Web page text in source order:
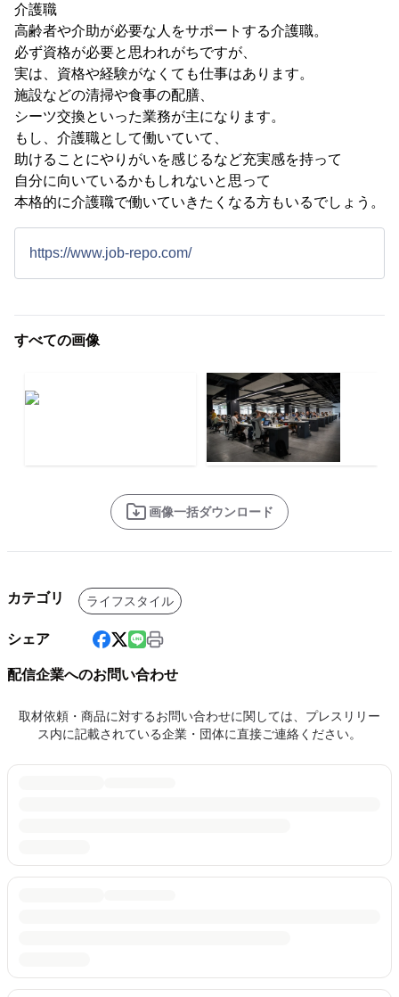
介護職
高齢者や介助が必要な人をサポートする介護職。
必ず資格が必要と思われがちですが、
実は、資格や経験がなくても仕事はあります。
施設などの清掃や食事の配膳、
シーツ交換といった業務が主になります。
もし、介護職として働いていて、
助けることにやりがいを感じるなど充実感を持って
自分に向いているかもしれないと思って
本格的に介護職で働いていきたくなる方もいるでしょう。
https://www.job-repo.com/
すべての画像
画像一括ダウンロード
カテゴリ ライフスタイル
シェア
配信企業へのお問い合わせ
取材依頼・商品に対するお問い合わせに関しては、プレスリリー
ス内に記載されている企業・団体に直接ご連絡ください。